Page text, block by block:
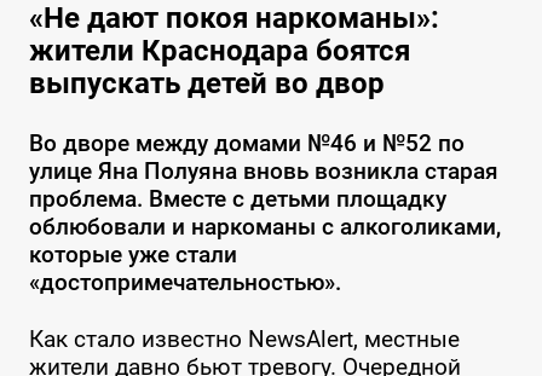
«Не дают покоя наркоманы»:
жители Краснодара боятся
выпускать детей во двор
Во дворе между домами №46 и №52 по
улице Яна Полуяна вновь возникла старая
проблема. Вместе с детьми площадку
облюбовали и наркоманы с алкоголиками,
которые уже стали
«достопримечательностью».
Как стало известно NewsAlert, местные
жители давно бьют тревогу. Очередной